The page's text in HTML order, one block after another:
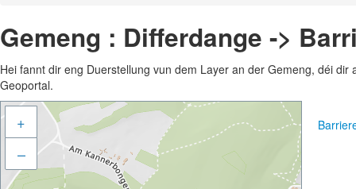
Gemeng : Differdange ->
Hei fannt dir eng Duerstellung vun dem Layer an der Gemeng, déi
Geoportal.
+
–